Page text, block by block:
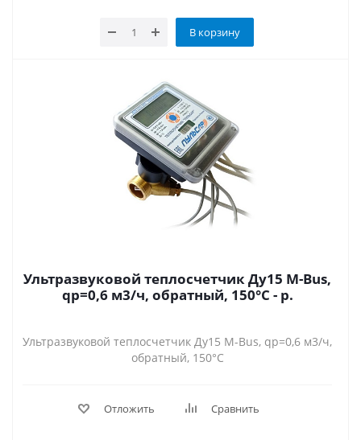
В корзину
Ультразвуковой теплосчетчик Ду15 M-Bus,
qp=0,6 м3/ч, обратный, 150°C - р.
Ультразвуковой теплосчетчик Ду15 M-Bus, qp=0,6 м3/ч,
обратный, 150°C
Отложить Сравнить